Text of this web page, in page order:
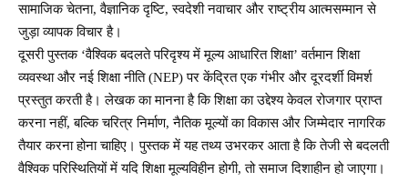
सामाजिक चेतना, वैज्ञानिक दृष्टि, स्वदेशी नवाचार और राष्ट्रीय आत्मसम्मान से
जुड़ा व्यापक विचार है।
दूसरी पुस्तक ‘वैश्विक बदलते परिदृश्य में मूल्य आधारित शिक्षा’ वर्तमान शिक्षा
व्यवस्था और नई शिक्षा नीति (NEP) पर केंद्रित एक गंभीर और दूरदर्शी विमर्श
प्रस्तुत करती है। लेखक का मानना है कि शिक्षा का उद्देश्य केवल रोजगार प्राप्त
करना नहीं, बल्कि चरित्र निर्माण, नैतिक मूल्यों का विकास और जिम्मेदार नागरिक
तैयार करना होना चाहिए। पुस्तक में यह तथ्य उभरकर आता है कि तेजी से बदलती
वैश्विक परिस्थितियों में यदि शिक्षा मूल्यविहीन होगी, तो समाज दिशाहीन हो जाएगा।